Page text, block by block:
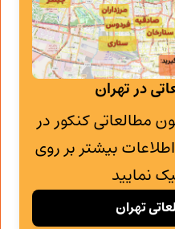
در تهران
مطالعاتی کنکور در
بیشتر بر روی
نمایید
تهران